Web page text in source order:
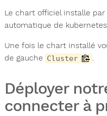
Le chart officiel installe
automatique de
Une fois le chart installé
de gauche Cluster .
Déployer
connecter à